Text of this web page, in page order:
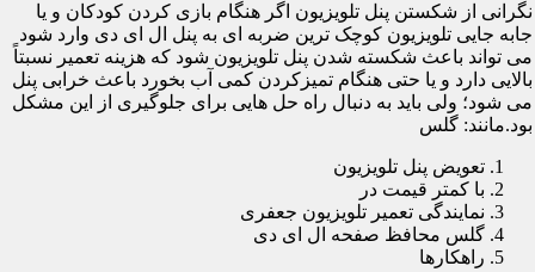
نگرانی از شکستن پنل تلویزیون اگر هنگام بازی کردن کودکان و یا
جابه جایی تلویزیون کوچک ترین ضربه ای به پنل ال ای دی وارد شود
می تواند باعث شکسته شدن پنل تلویزیون شود که هزینه تعمیر نسبتاً
بالایی دارد و یا حتی هنگام تمیزکردن کمی آب بخورد باعث خرابی پنل
می شود؛ ولی باید به دنبال راه حل هایی برای جلوگیری از این مشکل
بود.مانند: گلس
تعویض پنل تلویزیون
با کمتر قیمت در
نمایندگی تعمیر تلویزیون جعفری
گلس محافظ صفحه ال ای دی
راهکارها